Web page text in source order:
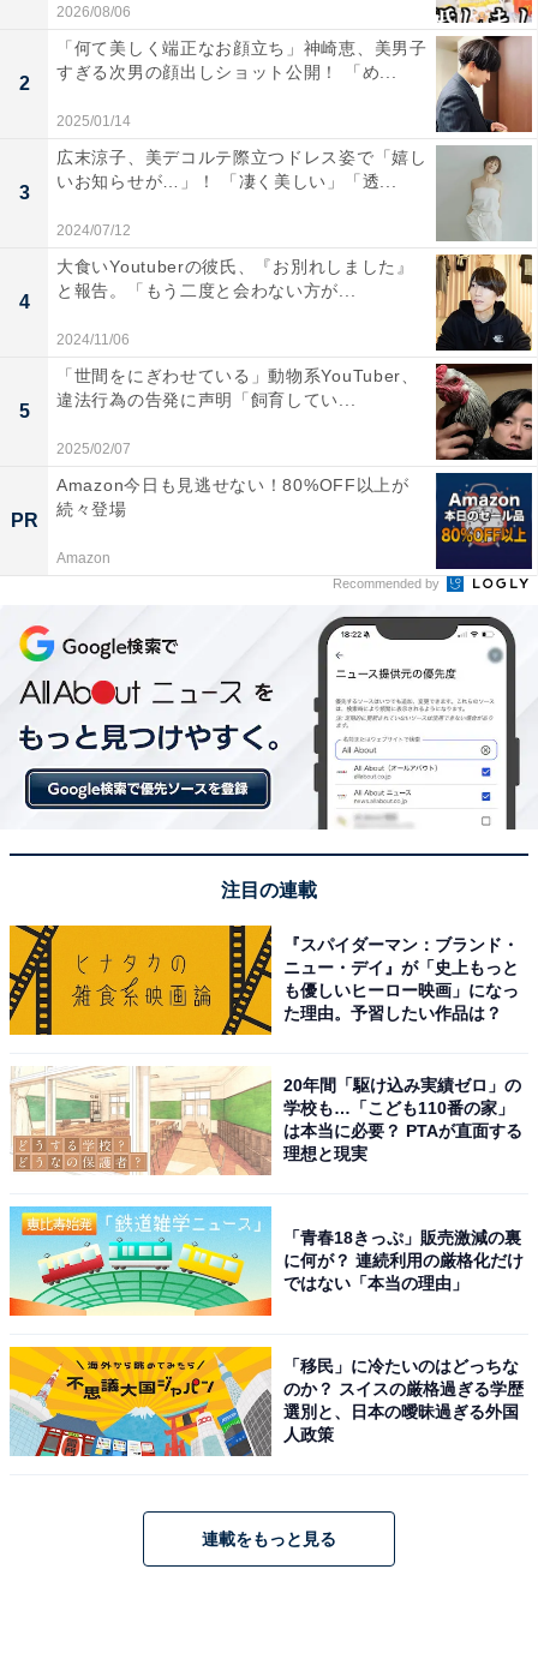
2026/08/06
2
「何て美しく端正なお顔立ち」神崎恵、美男子
すぎる次男の顔出しショット公開！ 「め...
2025/01/14
3
広末涼子、美デコルテ際立つドレス姿で「嬉し
いお知らせが…」！ 「凄く美しい」「透...
2024/07/12
4
大食いYoutuberの彼氏、『お別れしました』
と報告。「もう二度と会わない方が...
2024/11/06
5
「世間をにぎわせている」動物系YouTuber、
違法行為の告発に声明「飼育してい...
2025/02/07
PR
Amazon今日も見逃せない！80%OFF以上が
続々登場
Amazon
Recommended by
注目の連載
『スパイダーマン：ブランド・
ニュー・デイ』が「史上もっと
も優しいヒーロー映画」になっ
た理由。予習したい作品は？
20年間「駆け込み実績ゼロ」の
学校も…「こども110番の家」
は本当に必要？ PTAが直面する
理想と現実
「青春18きっぷ」販売激減の裏
に何が？ 連続利用の厳格化だけ
ではない「本当の理由」
「移民」に冷たいのはどっちな
のか？ スイスの厳格過ぎる学歴
選別と、日本の曖昧過ぎる外国
人政策
連載をもっと見る